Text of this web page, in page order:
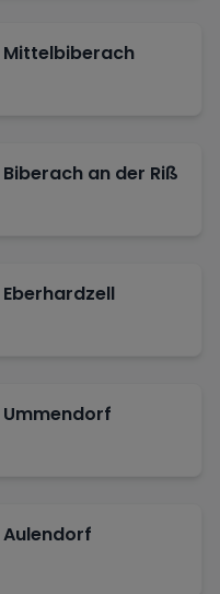
Mittelbiberach
Biberach an der Riß
Eberhardzell
Ummendorf
Aulendorf